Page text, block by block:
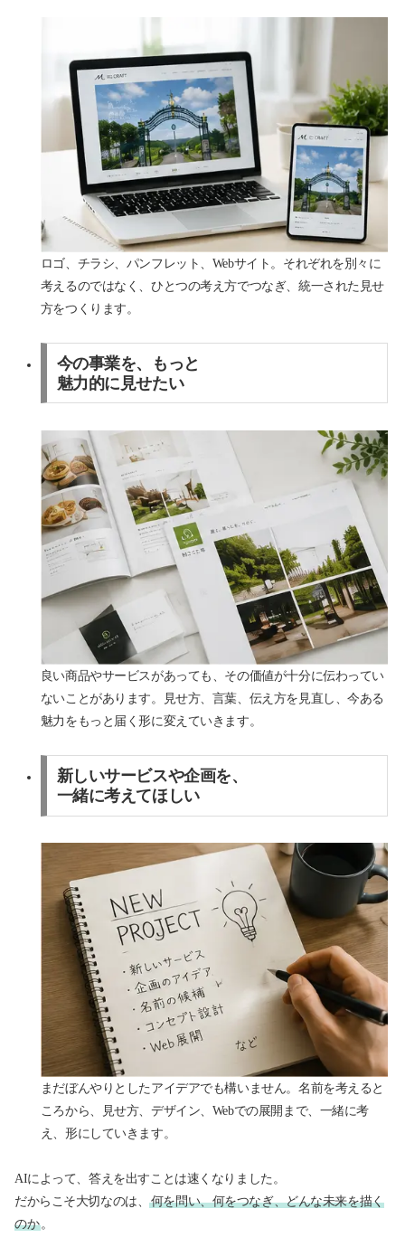
ロゴ、チラシ、パンフレット、Webサイト。それぞれを別々に
考えるのではなく、ひとつの考え方でつなぎ、統一された見せ
方をつくります。
今の事業を、もっと
魅力的に見せたい
良い商品やサービスがあっても、その価値が十分に伝わってい
ないことがあります。見せ方、言葉、伝え方を見直し、今ある
魅力をもっと届く形に変えていきます。
新しいサービスや企画を、
一緒に考えてほしい
まだぼんやりとしたアイデアでも構いません。名前を考えると
ころから、見せ方、デザイン、Webでの展開まで、一緒に考
え、形にしていきます。
AIによって、答えを出すことは速くなりました。
だからこそ大切なのは、何を問い、何をつなぎ、どんな未来を描く
のか。